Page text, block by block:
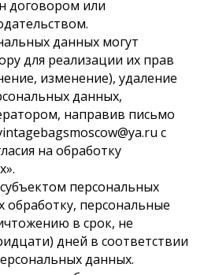
договором или
данных могут
для реализации их прав
изменение), удаление
данных,
направив письмо
с
на обработку
персональных
обработку, персональные
в срок, не
дней в соответствии
данных.